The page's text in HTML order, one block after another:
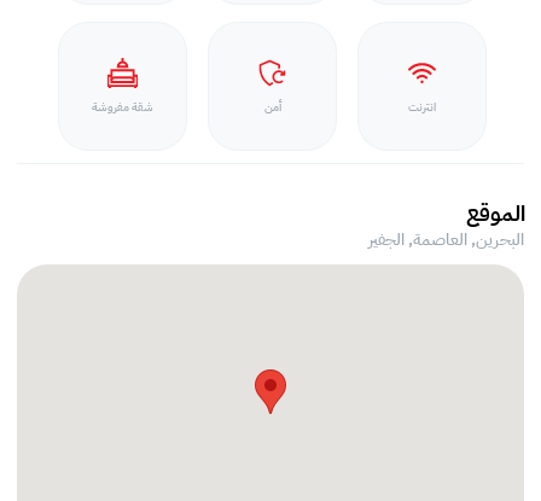
انترنت أمن شقة مفروشة
الموقع
البحرين, العاصمة,الجفير